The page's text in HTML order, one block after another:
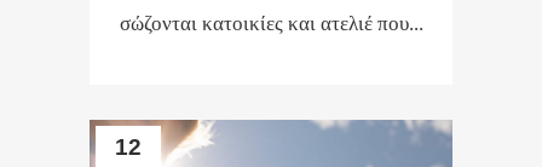
σώζονται κατοικίες και ατελιέ που...
12